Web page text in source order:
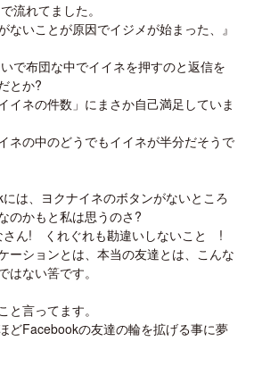
流れてました。
ないことが原因でイジメが始まった、』
で布団な中でイイネを押すのと返信を
とか?
イネの件数」にまさか自己満足していま
ネの中のどうでもイイネが半分だそうで
は、ヨクナイネのボタンがないところ
のかもと私は思うのさ?
さん! くれぐれも勘違いしないこと !
ーションとは、本当の友達とは、こんな
はない筈です。
言ってます。
どFacebookの友達の輪を拡げる事に夢